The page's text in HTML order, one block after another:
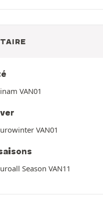
VAN01
VAN01
Season VAN11